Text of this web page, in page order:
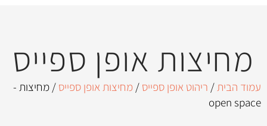
אופן ספייס
אופן ספייס/מחיצות אופן ספייס/ מחיצות -